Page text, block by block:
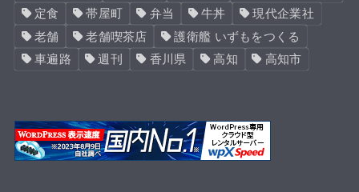
定食
帯屋町 弁当 牛丼
現代企業社
老舗
老舗喫茶店
護衛艦 いずもをつくる
車遍路
週刊 香川県 高知 高知市